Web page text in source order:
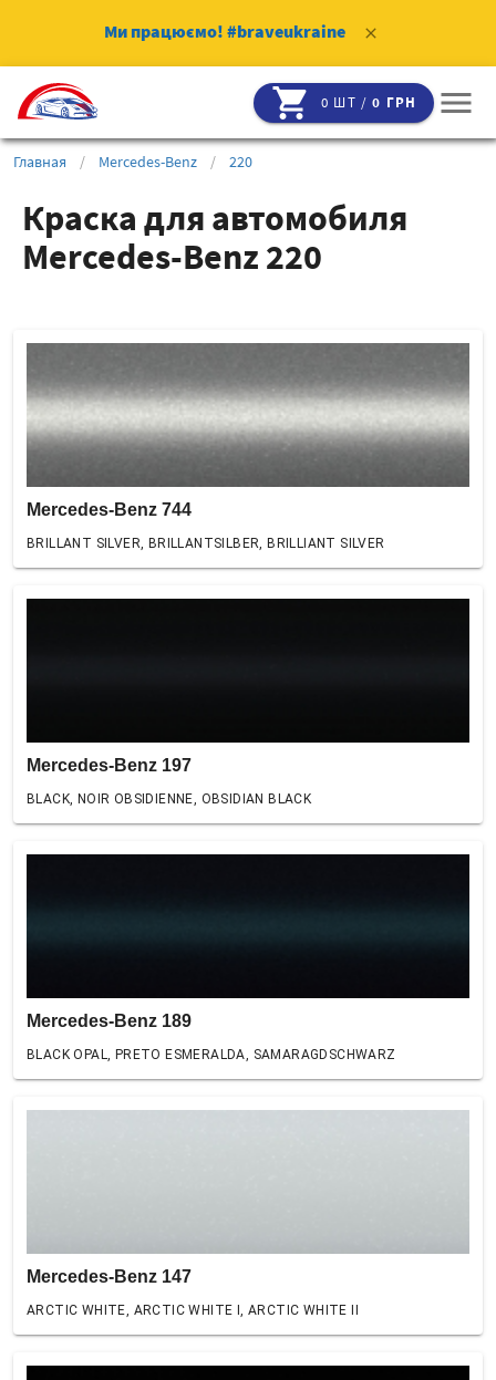
Ми працюємо! #braveukraine clear
shopping_cart 0 ШТ /0 ГРН menu
Главная / Mercedes-Benz / 220
Краска для автомобиля
Mercedes-Benz 220
Mercedes-Benz 744
BRILLANT SILVER, BRILLANTSILBER, BRILLIANT SILVER
Mercedes-Benz 197
BLACK, NOIR OBSIDIENNE, OBSIDIAN BLACK
Mercedes-Benz 189
BLACK OPAL, PRETO ESMERALDA, SAMARAGDSCHWARZ
Mercedes-Benz 147
ARCTIC WHITE, ARCTIC WHITE I, ARCTIC WHITE II